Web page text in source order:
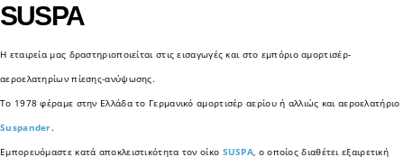
SUSPA
Η εταιρεία μας δραστηριοποιείται στις εισαγωγές και στο εμπόριο αμορτισέρ-
αεροελατηρίων πίεσης-ανύψωσης.
Τo 1978 φέραμε στην Ελλάδα το Γερμανικό αμορτισέρ αερίου ή αλλιώς και αεροελατήριο
Suspander.
Εμπορευόμαστε κατά αποκλειστικότητα τον οίκο SUSPA, ο οποίος διαθέτει εξαιρετική